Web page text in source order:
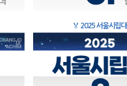
🏅 2025 서울시립대